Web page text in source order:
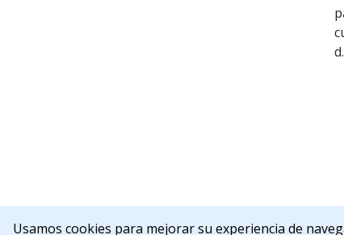
C/Rua
Usamos cookies para mejorar su experiencia de